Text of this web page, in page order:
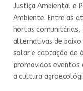
Justiça Ambiental e
Ambiente. Entre as
hortas
alternativas de
solar e captação de
promovidos
a cultura